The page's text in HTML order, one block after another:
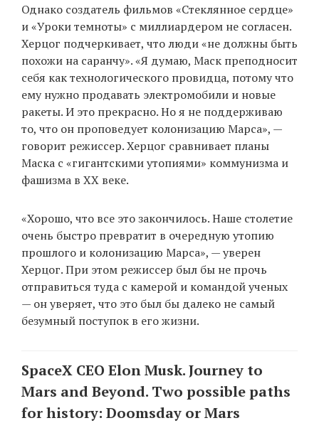
Однако создатель фильмов «Стеклянное сердце»
и «Уроки темноты» с миллиардером не согласен.
Херцог подчеркивает, что люди «не должны быть
похожи на саранчу». «Я думаю, Маск преподносит
себя как технологического провидца, потому что
ему нужно продавать электромобили и новые
ракеты. И это прекрасно. Но я не поддерживаю
то, что он проповедует колонизацию Марса», —
говорит режиссер. Херцог сравнивает планы
Маска с «гигантскими утопиями» коммунизма и
фашизма в XX веке.
«Хорошо, что все это закончилось. Наше столетие
очень быстро превратит в очередную утопию
прошлого и колонизацию Марса», — уверен
Херцог. При этом режиссер был бы не прочь
отправиться туда с камерой и командой ученых
— он уверяет, что это был бы далеко не самый
безумный поступок в его жизни.
SpaceX CEO Elon Musk. Journey to
Mars and Beyond. Two possible paths
for history: Doomsday or Mars